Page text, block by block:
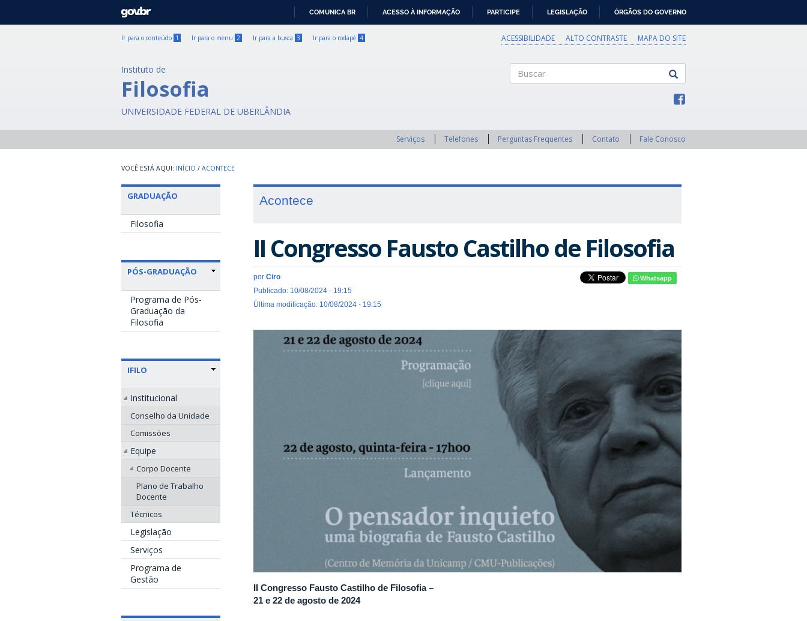
GOVBR
COMUNICA BR ACESSO À INFORMAÇÃO PARTICIPE LEGISLAÇÃO ÓRGÃOS DO GOVERNO
Ir para o conteúdo 1 Ir para o menu 2 Ir para a busca 3 Ir para o rodapé 4 ACESSIBILIDADE ALTO CONTRASTE MAPA DO SITE
Instituto de
Filosofia
UNIVERSIDADE FEDERAL DE UBERLÂNDIA
Serviços Telefones Perguntas Frequentes Contato Fale Conosco
INÍCIO / ACONTECE
GRADUAÇÃO
Filosofia
PÓS-GRADUAÇÃO
Programa de Pós-
Graduação da
Filosofia
IFILO
Institucional
Conselho da Unidade
Comissões
Equipe
Corpo Docente
Plano de Trabalho
Docente
Técnicos
Legislação
Serviços
Programa de
Gestão
Acontece
II Congresso Fausto Castilho de Filosofia
por Ciro
Publicado: 10/08/2024 - 19:15
Última modificação: 10/08/2024 - 19:15
Whatsapp
II Congresso Fausto Castilho de Filosofia –
21 e 22 de agosto de 2024